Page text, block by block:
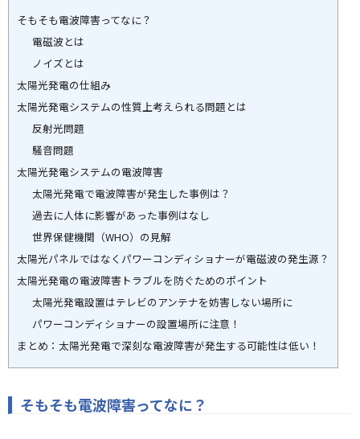
そもそも電波障害ってなに？
電磁波とは
ノイズとは
太陽光発電の仕組み
太陽光発電システムの性質上考えられる問題とは
反射光問題
騒音問題
太陽光発電システムの電波障害
太陽光発電で電波障害が発生した事例は？
過去に人体に影響があった事例はなし
世界保健機関（WHO）の見解
太陽光パネルではなくパワーコンディショナーが電磁波の発生源？
太陽光発電の電波障害トラブルを防ぐためのポイント
太陽光発電設置はテレビのアンテナを妨害しない場所に
パワーコンディショナーの設置場所に注意！
まとめ：太陽光発電で深刻な電波障害が発生する可能性は低い！
そもそも電波障害ってなに？